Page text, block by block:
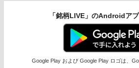
「銘柄LIVE」のAndroidア
Google Play および Google Play ロゴは、